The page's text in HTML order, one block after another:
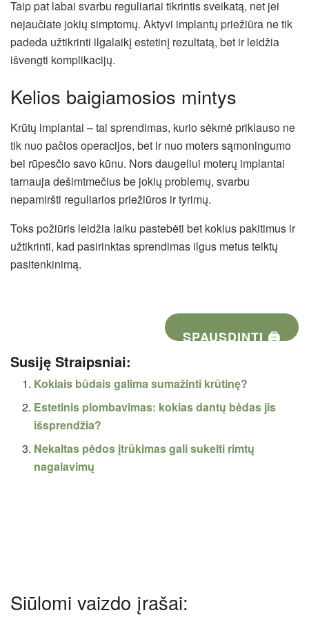
Taip pat labai svarbu reguliariai tikrintis sveikatą, net jei
nejaučiate jokių simptomų. Aktyvi implantų priežiūra ne tik
padeda užtikrinti ilgalaikį estetinį rezultatą, bet ir leidžia
išvengti komplikacijų.
Kelios baigiamosios mintys
Krūtų implantai – tai sprendimas, kurio sėkmė priklauso ne
tik nuo pačios operacijos, bet ir nuo moters sąmoningumo
bei rūpesčio savo kūnu. Nors daugeliui moterų implantai
tarnauja dešimtmečius be jokių problemų, svarbu
nepamiršti reguliarios priežiūros ir tyrimų.
Toks požiūris leidžia laiku pastebėti bet kokius pakitimus ir
užtikrinti, kad pasirinktas sprendimas ilgus metus teiktų
pasitenkinimą.
SPAUSDINTI 🖨
Susiję Straipsniai:
Kokiais būdais galima sumažinti krūtinę?
Estetinis plombavimas: kokias dantų bėdas jis
išsprendžia?
Nekaltas pėdos įtrūkimas gali sukelti rimtų
nagalavimų
Siūlomi vaizdo įrašai: